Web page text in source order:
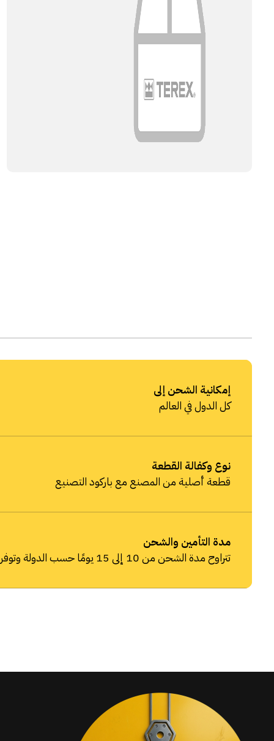
إمكانية الشحن إلى
كل الدول في العالم
نوع وكفالة القطعة
قطعة أصلية من المصنع مع باركود التصنيع
مدة التأمين والشحن
تتراوح مدة الشحن من 10 إلى 15 يومًا حسب الدولة وتوفر شركات الشحن